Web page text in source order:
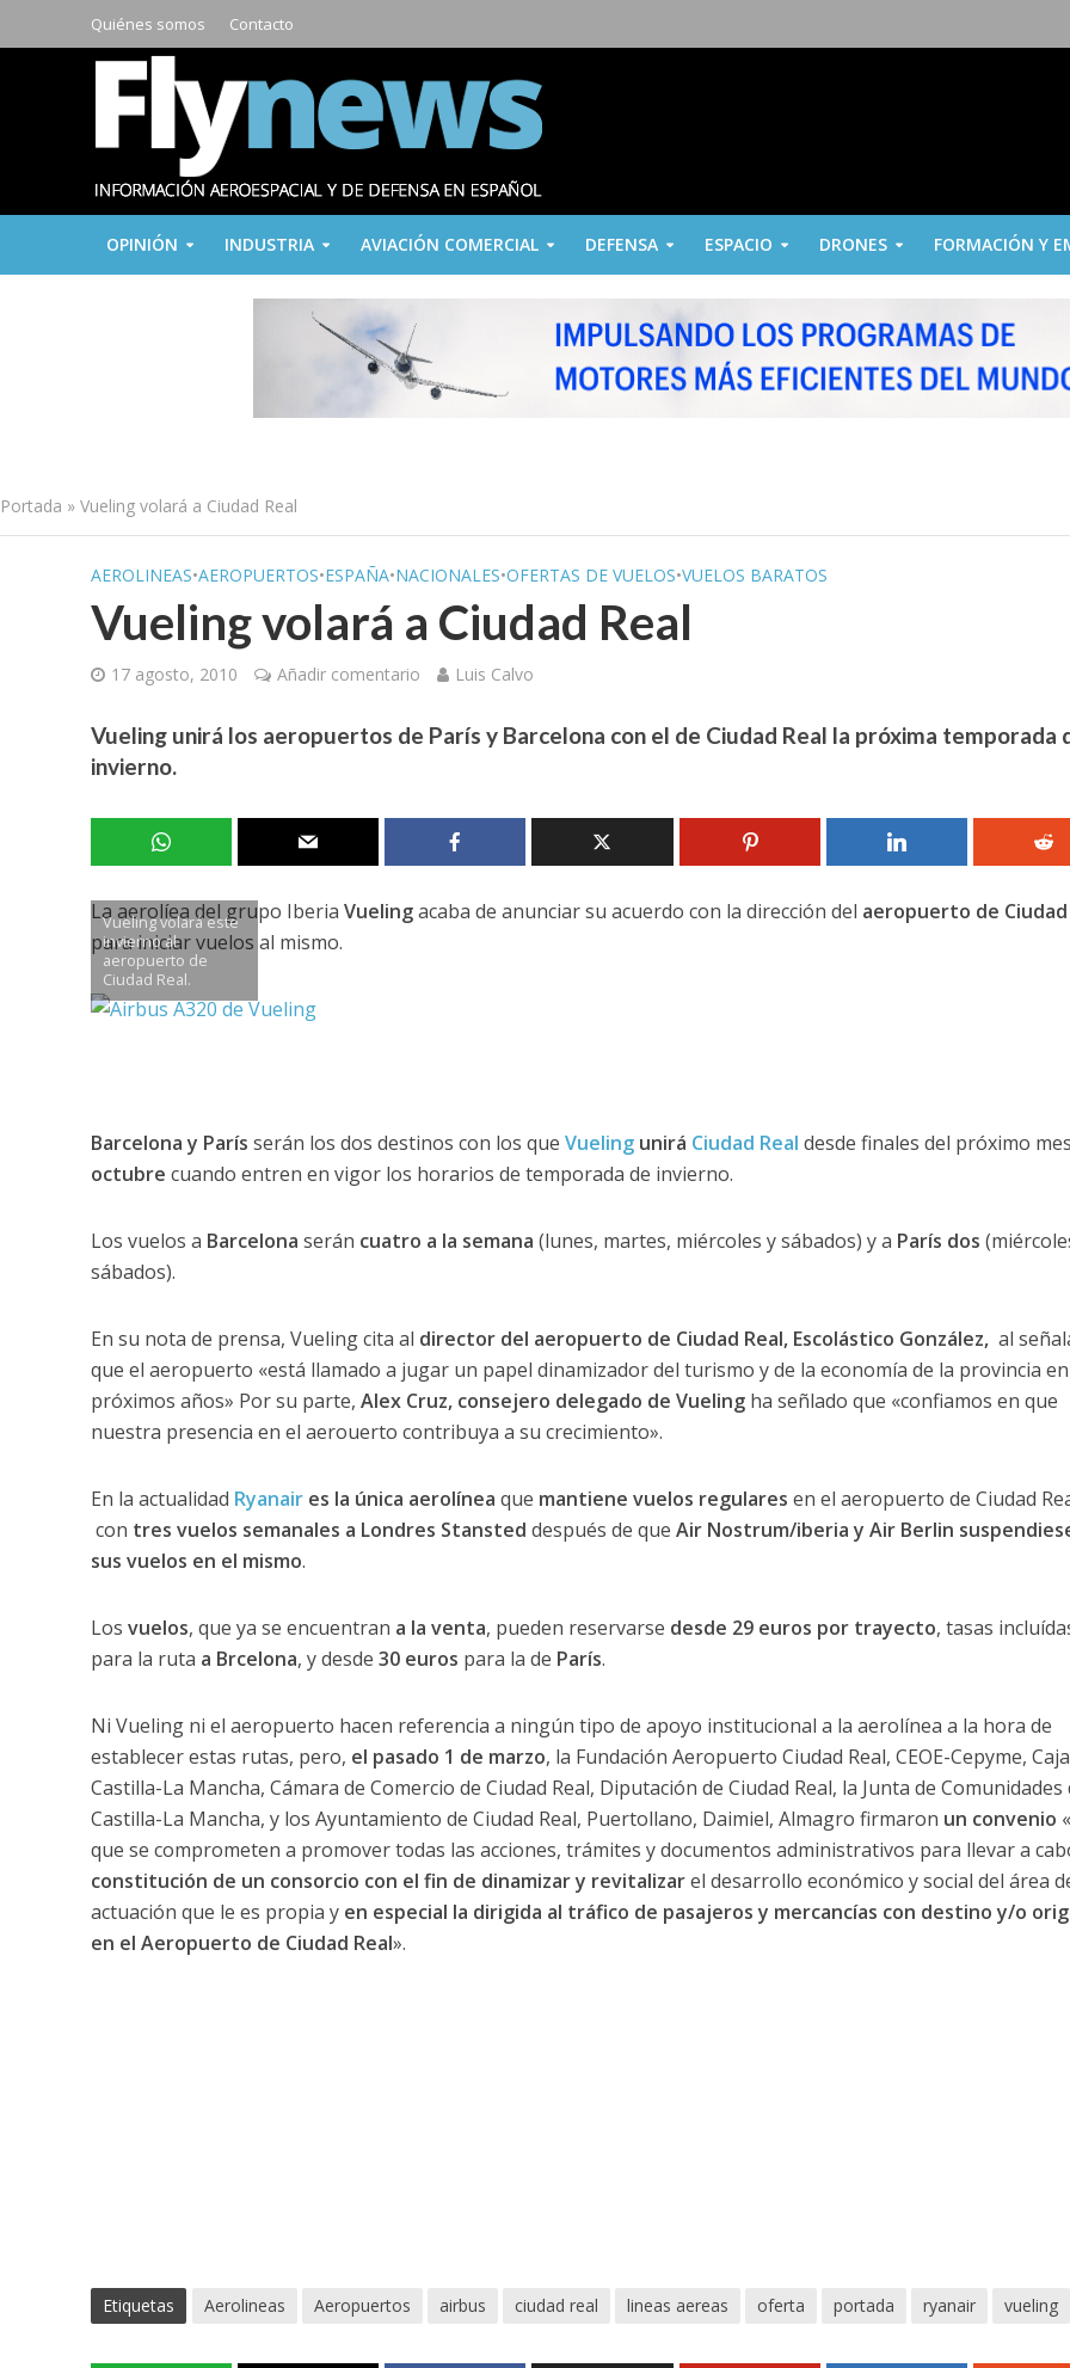
Quiénes somos Contacto
OPINIÓN INDUSTRIA AVIACIÓN COMERCIAL DEFENSA ESPACIO DRONES FORMACIÓN Y
Portada » Vueling volará a Ciudad Real
AEROLINEAS•AEROPUERTOS•ESPAÑA•NACIONALES•OFERTAS DE VUELOS•VUELOS BARATOS
Vueling volará a Ciudad Real
17 agosto, 2010 Añadir comentario Luis Calvo
Vueling unirá los aeropuertos de París y Barcelona con el de Ciudad Real la próxima temporada
invierno.
La aerolíea del grupo Iberia Vuelingacaba de anunciar su acuerdo con la dirección del aeropuerto de Ciudad
para iniciar vuelos al mismo.
Vueling volará este
invierno al
aeropuerto de
Ciudad Real.
Barcelona y París serán los dos destinos con los que Vuelingunirá Ciudad Real desde finales del próximo
octubre cuando entren en vigor los horarios de temporada de invierno.
Los vuelos a Barcelona serán cuatro a la semana (lunes, martes, miércoles y sábados) y a París dos
sábados).
En su nota de prensa, Vueling cita al director del aeropuerto de Ciudad Real, Escolástico González, al
que el aeropuerto «está llamado a jugar un papel dinamizador del turismo y de la economía de la provincia
próximos años» Por su parte, Alex Cruz, consejero delegado de Vuelingha señlado que «confiamos en que
nuestra presencia en el aerouerto contribuya a su crecimiento».
En la actualidad Ryanaires la única aerolínea que mantiene vuelos regulares en el aeropuerto de Ciudad
con tres vuelos semanales a Londres Stansted después de que Air Nostrum/iberia y Air Berlin
sus vuelos en el mismo.
Los vuelos, que ya se encuentran a la venta, pueden reservarse desde 29 euros por trayecto, tasas
para la ruta a Brcelona, y desde 30 euros para la de París.
Ni Vueling ni el aeropuerto hacen referencia a ningún tipo de apoyo institucional a la aerolínea a la hora de
establecer estas rutas, pero, el pasado 1 de marzo, la Fundación Aeropuerto Ciudad Real, CEOE-Cepyme, Caja
Castilla-La Mancha, Cámara de Comercio de Ciudad Real, Diputación de Ciudad Real, la Junta de Comunidades
Castilla-La Mancha, y los Ayuntamiento de Ciudad Real, Puertollano, Daimiel, Almagro firmaron un convenio
que se comprometen a promover todas las acciones, trámites y documentos administrativos para llevar a
constitución de un consorcio con el fin de dinamizar y revitalizarel desarrollo económico y social del área
actuación que le es propia yen especial la dirigida al tráfico de pasajeros y mercancías con destino y/o
en el Aeropuerto de Ciudad Real».
Etiquetas Aerolineas Aeropuertos airbus ciudad real lineas aereas oferta portada ryanair vueling